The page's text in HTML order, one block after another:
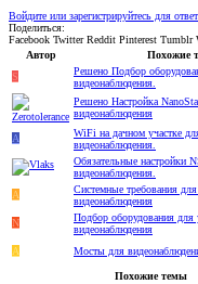
Войдите или зарегистрируйтесь для
Поделиться:
Facebook Twitter Reddit Pinterest Tumblr
Автор
Похожие
S
Решено Подбор
видеонаблюдения.
Решено Настройка
видеонаблюдения
А
WiFi на дачном участке
видеонаблюдения.
Обязательные настройки
видеонаблюдения.
A
Системные требования для
видеонаблюдения
N
Подбор оборудования для
видеонаблюдения
A
Мосты для
Похожие темы